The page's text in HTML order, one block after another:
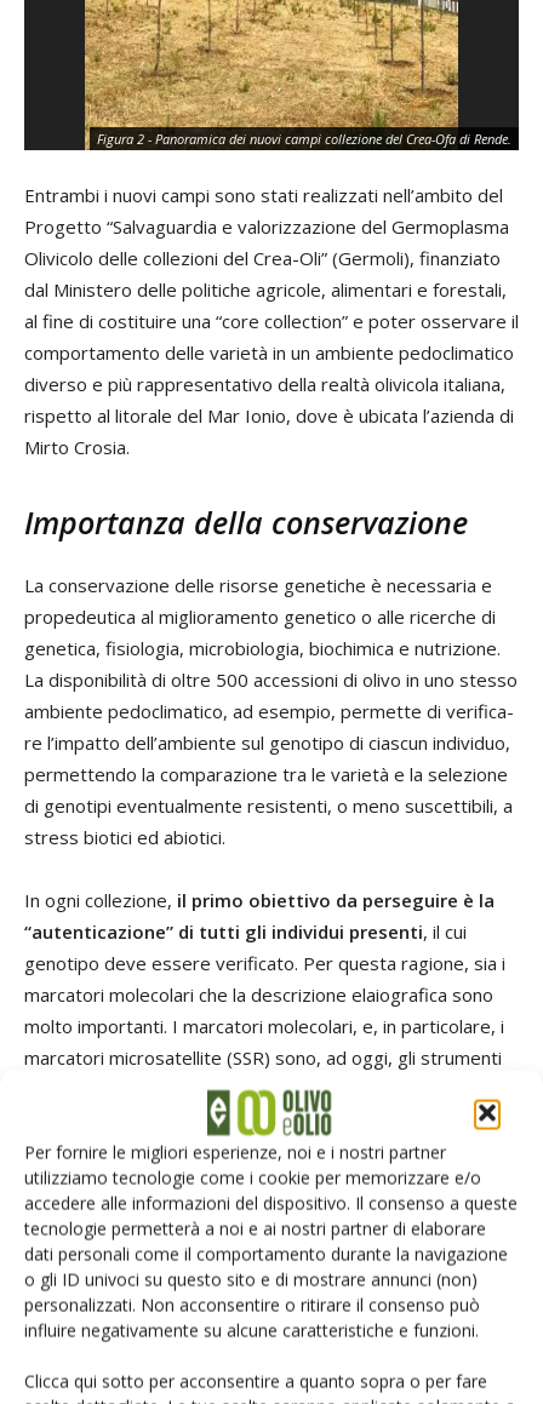
Per fornire le migliori esperienze, noi e i nostri partner
utilizziamo tecnologie come i cookie per memorizzare e/o
accedere alle informazioni del dispositivo. Il consenso a queste
tecnologie permetterà a noi e ai nostri partner di elaborare
dati personali come il comportamento durante la navigazione
o gli ID univoci su questo sito e di mostrare annunci (non)
personalizzati. Non acconsentire o ritirare il consenso può
influire negativamente su alcune caratteristiche e funzioni.
Clicca qui sotto per acconsentire a quanto sopra o per fare
Figura 2 - Panoramica dei nuovi campi collezione del Crea-Ofa di Rende.
Entrambi i nuovi campi sono stati realizzati nell’ambito del
Progetto “Salvaguardia e valorizzazione del Germoplasma
Olivicolo delle collezioni del Crea-Oli” (Germoli), finanziato
dal Ministero delle politiche agricole, alimentari e forestali,
al fine di costituire una “core collection” e poter osservare il
comportamento delle varietà in un ambiente pedoclimatico
diverso e più rappresentativo della realtà olivicola italiana,
rispetto al litorale del Mar Ionio, dove è ubicata l’azienda di
Mirto Crosia.
Importanza della conservazione
La conservazione delle risorse genetiche è necessaria e
propedeutica al miglioramento genetico o alle ricerche di
genetica, fisiologia, microbiologia, biochimica e nutrizione.
La disponibilità di oltre 500 accessioni di olivo in uno stesso
ambiente pedoclimatico, ad esempio, permette di verifica-
re l’impatto dell’ambiente sul genotipo di ciascun individuo,
permettendo la comparazione tra le varietà e la selezione
di genotipi eventualmente resistenti, o meno suscettibili, a
stress biotici ed abiotici.
In ogni collezione, il primo obiettivo da perseguire è la
“autenticazione” di tutti gli individui presenti, il cui
genotipo deve essere verificato. Per questa ragione, sia i
marcatori molecolari che la descrizione elaiografica sono
molto importanti. I marcatori molecolari, e, in particolare, i
marcatori microsatellite (SSR) sono, ad oggi, gli strumenti
molecolari più utilizzati per l’identificazione delle varietà di
olivo. Recentemente i diversi laboratori hanno adottato
metodologie comuni per la caratterizzazione molecolare in
olivo e questo ha consentito di comparare i dati derivanti
dalle diverse collezioni (Zelascoet al., 2014; Baldoniet al.,
2009).
Ma anche i dati morfologici sono fondamentali, non solo per
la identificazione e descrizione dei caratteri di una varietà,
ma anche come strumento complementare per